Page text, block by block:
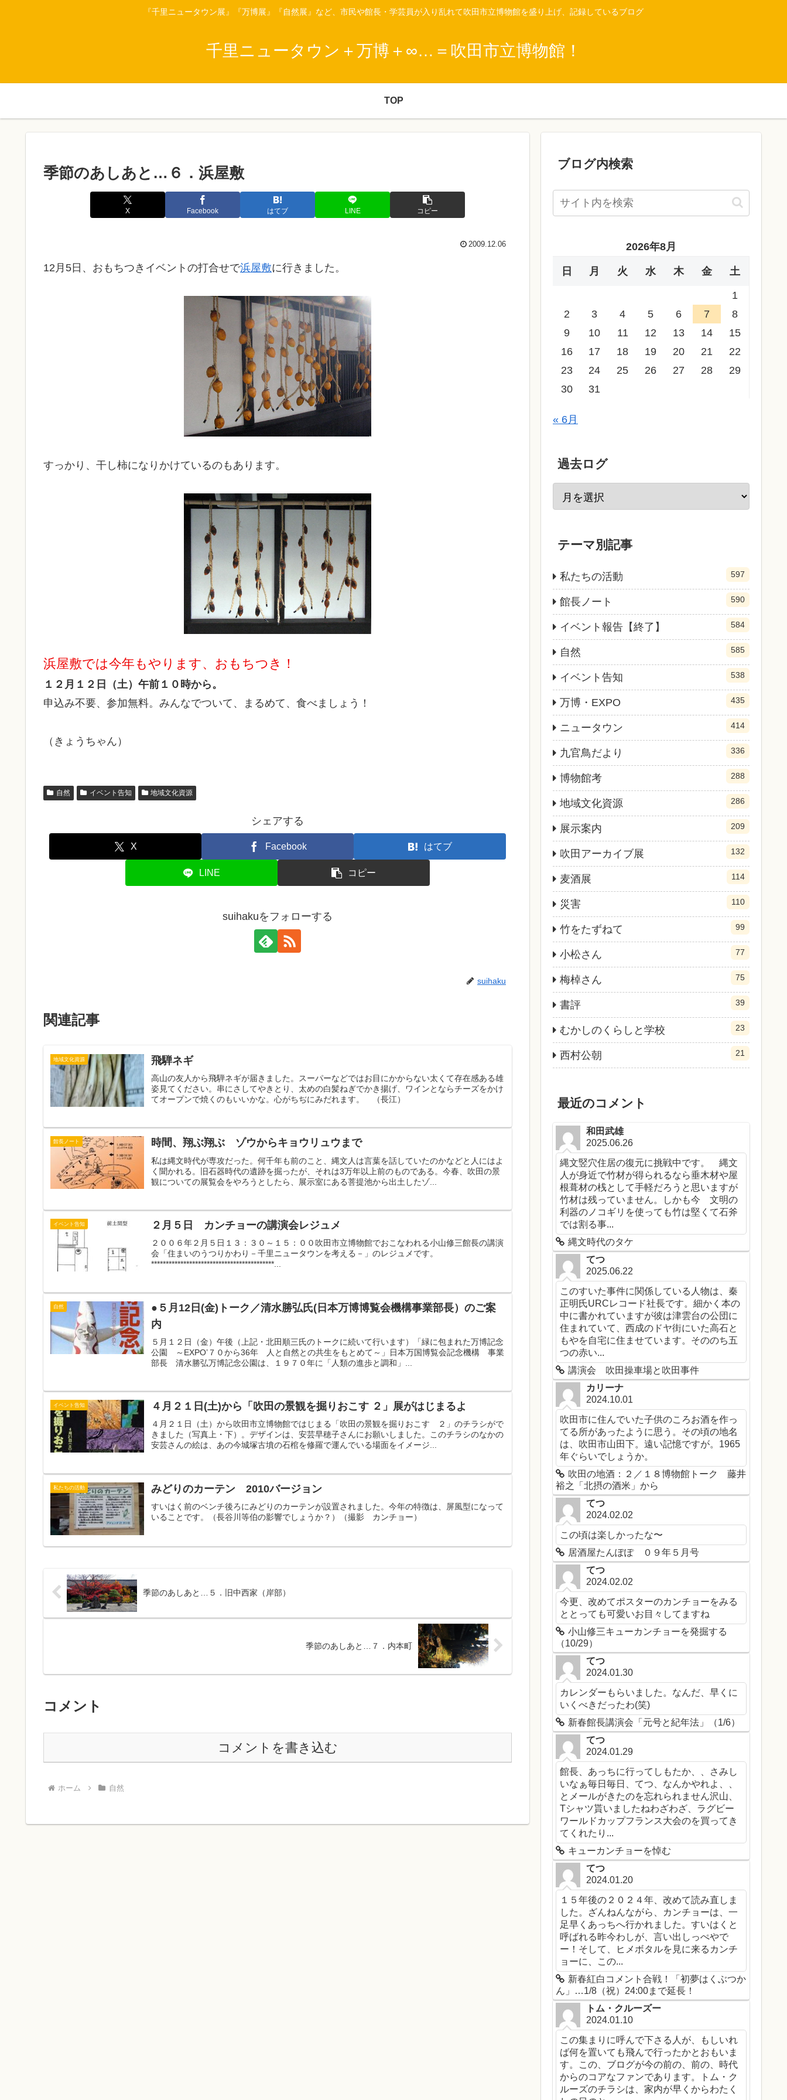
『千里ニュータウン展』『万博展』『自然展』など、市民や館長・学芸員が入り乱れて吹田市立博物館を盛り上げ、記録しているブログ
千里ニュータウン＋万博＋∞…＝吹田市立博物館！
TOP
季節のあしあと…６．浜屋敷
X Facebook はてブ LINE コピー
2009.12.06
12月5日、おもちつきイベントの打合せで浜屋敷に行きました。
すっかり、干し柿になりかけているのもあります。
浜屋敷では今年もやります、おもちつき！
１２月１２日（土）午前１０時から。
申込み不要、参加無料。みんなでついて、まるめて、食べましょう！
（きょうちゃん）
自然 イベント告知 地域文化資源
シェアする
X Facebook はてブ
LINE コピー
suihakuをフォローする
suihaku
関連記事
地域文化資源 飛騨ネギ
高山の友人から飛騨ネギが届きました。スーパーなどではお目にかからない太くて存在感ある雄
姿見てください。串にさしてやきとり、太めの白髪ねぎでかき揚げ、ワインとならチーズをかけ
てオープンで焼くのもいいかな。心がちぢにみだれます。 （長江）
館長ノート 時間、翔ぶ翔ぶ ゾウからキョウリュウまで
私は縄文時代が専攻だった。何千年も前のこと、縄文人は言葉を話していたのかなどと人にはよ
く聞かれる。旧石器時代の遺跡を掘ったが、それは3万年以上前のものである。今春、吹田の景
観についての展覧会をやろうとしたら、展示室にある菩提池から出土したゾ...
イベント告知 ２月５日 カンチョーの講演会レジュメ
２００６年２月５日１３：３０～１５：００吹田市立博物館でおこなわれる小山修三館長の講演
会「住まいのうつりかわり－千里ニュータウンを考える－」のレジュメです。
******************************************...
自然
●５月12日(金)トーク／清水勝弘氏(日本万博博覧会機構事業部長）のご案
内
５月１２日（金）午後（上記・北田順三氏のトークに続いて行います）「緑に包まれた万博記念
公園 ～EXPO’７０から36年 人と自然との共生をもとめて～」日本万国博覧会記念機構 事業
部長 清水勝弘万博記念公園は、１９７０年に「人類の進歩と調和」...
イベント告知 ４月２１日(土)から「吹田の景観を掘りおこす ２」展がはじまるよ
４月２１日（土）から吹田市立博物館ではじまる「吹田の景観を掘りおこす ２」のチラシがで
きました（写真上・下）。デザインは、安芸早穂子さんにお願いしました。このチラシのなかの
安芸さんの絵は、あの今城塚古墳の石棺を修羅で運んでいる場面をイメージ...
私たちの活動 みどりのカーテン 2010バージョン
すいはく前のベンチ後ろにみどりのカーテンが設置されました。今年の特徴は、屏風型になって
いることです。（長谷川等伯の影響でしょうか？）（撮影 カンチョー）
季節のあしあと…５．旧中西家（岸部）
季節のあしあと…７．内本町
コメント
コメントを書き込む
ホーム 自然
ブログ内検索
2026年8月
日 月 火 水 木 金 土
1
2
3 4 5 6 7
8
9
10 11 12 13 14
15
16
17 18 19 20 21
22
23
24 25 26 27 28
29
30
31
« 6月
過去ログ
テーマ別記事
私たちの活動 597
館長ノート 590
イベント報告【終了】 584
自然 585
イベント告知 538
万博・EXPO 435
ニュータウン 414
九官鳥だより 336
博物館考 288
地域文化資源 286
展示案内 209
吹田アーカイブ展 132
麦酒展 114
災害 110
竹をたずねて 99
小松さん 77
梅棹さん 75
書評 39
むかしのくらしと学校 23
西村公朝 21
最近のコメント
和田武雄
2025.06.26
縄文竪穴住居の復元に挑戦中です。 縄文
人が身近で竹材が得られるなら垂木材や屋
根葺材の桟として手軽だろうと思いますが
竹材は残っていません。しかも今 文明の
利器のノコギリを使っても竹は堅くて石斧
では割る事...
縄文時代のタケ
てつ
2025.06.22
このすいた事件に関係している人物は、秦
正明氏URCレコード社長です。細かく本の
中に書かれていますが彼は津雲台の公団に
住まれていて、西成のドヤ街にいた高石と
もやを自宅に住ませています。そののち五
つの赤い...
講演会 吹田操車場と吹田事件
カリーナ
2024.10.01
吹田市に住んでいた子供のころお酒を作っ
てる所があったように思う。その頃の地名
は、吹田市山田下。遠い記憶ですが。1965
年ぐらいでしょうか。
吹田の地酒：２／１８博物館トーク 藤井
裕之「北摂の酒米」から
てつ
2024.02.02
この頃は楽しかったな〜
居酒屋たんぽぽ ０９年５月号
てつ
2024.02.02
今更、改めてポスターのカンチョーをみる
ととっても可愛いお目々してますね
小山修三キューカンチョーを発掘する
（10/29）
てつ
2024.01.30
カレンダーもらいました。なんだ、早くに
いくべきだったわ(笑)
新春館長講演会「元号と紀年法」（1/6）
てつ
2024.01.29
館長、あっちに行ってしもたか、、さみし
いなぁ毎日毎日、てつ、なんかやれよ、、
とメールがきたのを忘れられません沢山、
Tシャツ貰いましたねわざわざ、ラグビー
ワールドカップフランス大会のを買ってき
てくれたり...
キューカンチョーを悼む
てつ
2024.01.20
１５年後の２０２４年、改めて読み直しま
した。ざんねんながら、カンチョーは、一
足早くあっちへ行かれました。すいはくと
呼ばれる昨今わしが、言い出しっぺやで
ー！そして、ヒメボタルを見に来るカンチ
ョーに、この...
新春紅白コメント合戦！「初夢はくぶつか
ん」…1/8（祝）24:00まで延長！
トム・クルーズー
2024.01.10
この集まりに呼んで下さる人が、もしいれ
ば何を置いても飛んで行ったかとおもいま
す。この、ブログが今の前の、前の、時代
からのコアなファンであります。トム・ク
ルーズのチラシは、家内が早くからわたく